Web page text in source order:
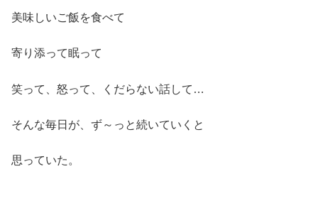
美味しいご飯を食べて
寄り添って眠って
笑って、怒って、くだらない話して…
そんな毎日が、ず～っと続いていくと
思っていた。